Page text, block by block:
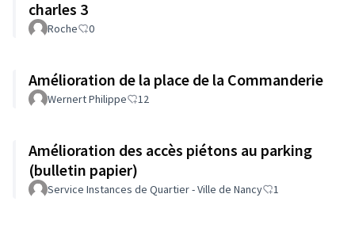
charles 3
Roche 0
Amélioration de la place de la Commanderie
Wernert Philippe 12
Amélioration des accès piétons au parking
(bulletin papier)
Service Instances de Quartier - Ville de Nancy 1